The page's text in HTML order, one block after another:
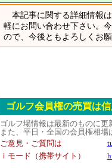
本記事に関する詳細情報
軽にお問い合わせ下さい。
ので、今後ともよろしくお願
ゴルフ会員権の売買は
ゴルフ場情報は最新のものに更
また、平日・全国の会員権相場
ご意見・ご質問は
ｉモード（携帯サイト）